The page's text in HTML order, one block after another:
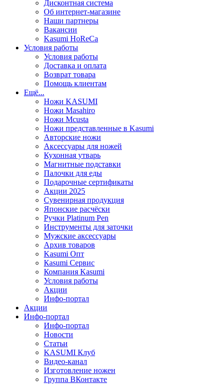
Дисконтная система
Об интернет-магазине
Наши партнеры
Вакансии
Kasumi HoReCa
Условия работы
Условия работы
Доставка и оплата
Возврат товара
Помощь клиентам
Ещё...
Ножи KASUMI
Ножи Masahiro
Ножи Mcusta
Ножи представленные в Kasumi
Авторские ножи
Аксессуары для ножей
Кухонная утварь
Магнитные подставки
Палочки для еды
Подарочные сертификаты
Акции 2025
Сувенирная продукция
Японские расчёски
Ручки Platinum Pen
Инструменты для заточки
Мужские аксессуары
Архив товаров
Kasumi Опт
Кasumi Сервис
Компания Kasumi
Условия работы
Акции
Инфо-портал
Акции
Инфо-портал
Инфо-портал
Новости
Статьи
KASUMI Клуб
Видео-канал
Изготовление ножен
Группа ВКонтакте